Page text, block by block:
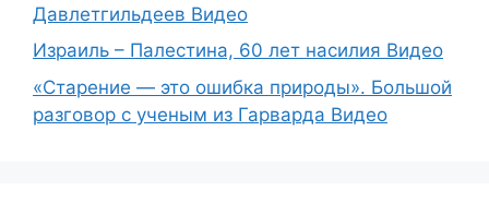
Давлетгильдеев Видео
Израиль – Палестина, 60 лет насилия Видео
«Старение — это ошибка природы». Большой
разговор с ученым из Гарварда Видео